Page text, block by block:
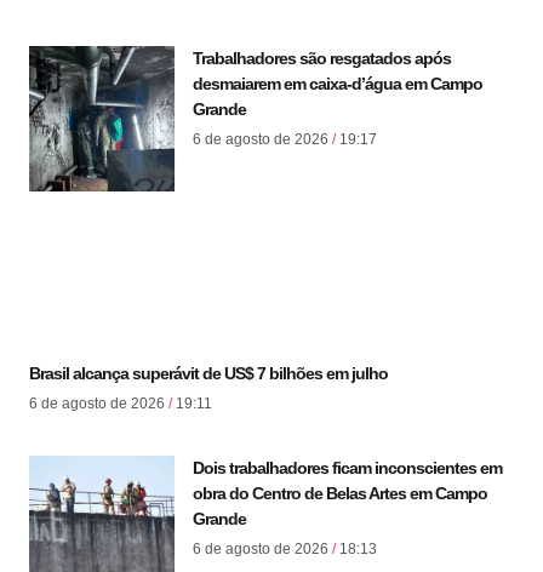
Trabalhadores são resgatados após
desmaiarem em caixa-d’água em Campo
Grande
6 de agosto de 2026 19:17
Brasil alcança superávit de US$ 7 bilhões em julho
6 de agosto de 2026 19:11
Dois trabalhadores ficam inconscientes em
obra do Centro de Belas Artes em Campo
Grande
6 de agosto de 2026 18:13